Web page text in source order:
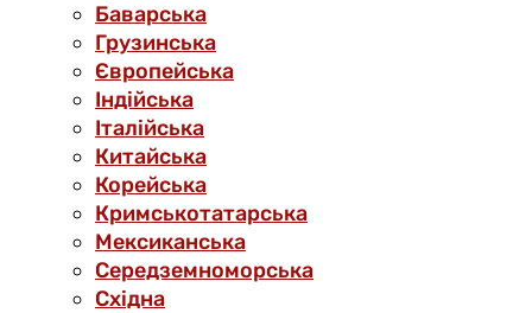
Баварська
Грузинська
Європейська
Індійська
Італійська
Китайська
Корейська
Кримськотатарська
Мексиканська
Середземноморська
Східна